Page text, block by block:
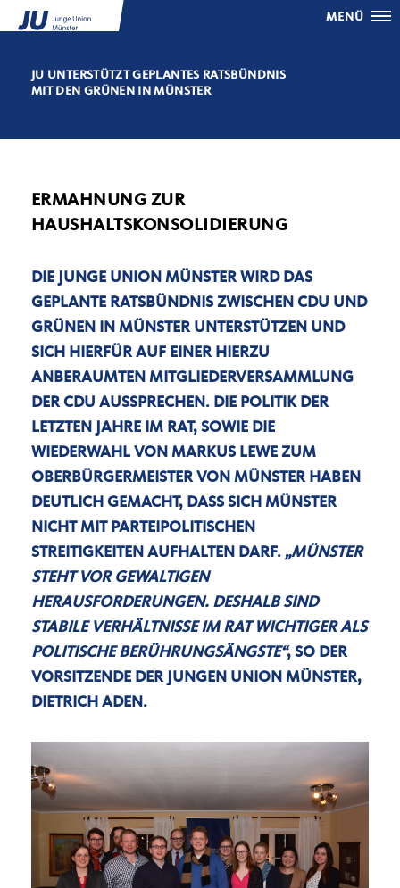
MENÜ
JU UNTERSTÜTZT GEPLANTES RATSBÜNDNIS
MIT DEN GRÜNEN IN MÜNSTER
ERMAHNUNG ZUR
HAUSHALTSKONSOLIDIERUNG
DIE JUNGE UNION MÜNSTER WIRD DAS
GEPLANTE RATSBÜNDNIS ZWISCHEN CDU UND
GRÜNEN IN MÜNSTER UNTERSTÜTZEN UND
SICH HIERFÜR AUF EINER HIERZU
ANBERAUMTEN MITGLIEDERVERSAMMLUNG
DER CDU AUSSPRECHEN. DIE POLITIK DER
LETZTEN JAHRE IM RAT, SOWIE DIE
WIEDERWAHL VON MARKUS LEWE ZUM
OBERBÜRGERMEISTER VON MÜNSTER HABEN
DEUTLICH GEMACHT, DASS SICH MÜNSTER
NICHT MIT PARTEIPOLITISCHEN
STREITIGKEITEN AUFHALTEN DARF. MÜNSTER
STEHT VOR GEWALTIGEN
HERAUSFORDERUNGEN. DESHALB SIND
STABILE VERHÄLTNISSE IM RAT WICHTIGER ALS
POLITISCHE BERÜHRUNGSÄNGSTE“, SO DER
VORSITZENDE DER JUNGEN UNION MÜNSTER,
DIETRICH ADEN.